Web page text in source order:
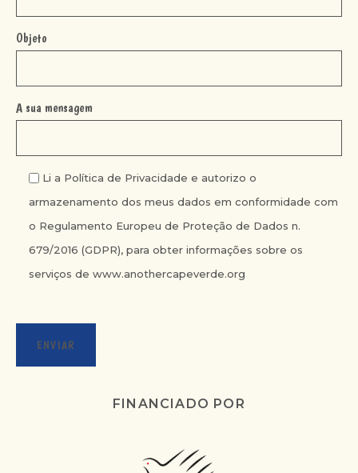
Objeto
A sua mensagem
Li a Política de Privacidade e autorizo o
armazenamento dos meus dados em conformidade com
o Regulamento Europeu de Proteção de Dados n.
679/2016 (GDPR), para obter informações sobre os
serviços de www.anothercapeverde.org
FINANCIADO POR